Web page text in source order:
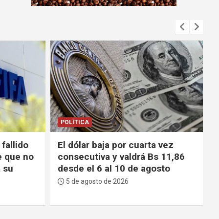
m
t
11,86
POLÍTICA
Choferes de La Paz reprochan
escasez de gasolina y advierten
que el Gobierno “tiene los días
contados”